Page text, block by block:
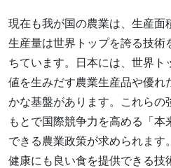
現在も我が国の農業は、生産面
生産量は世界トップを誇る技術
ちています。日本には、世界ト
値を生みだす農業生産品や優れ
かな基盤があります。これらの
もとで国際競争力を高める「
できる農業政策が求められます
健康にも良い食を提供できる技